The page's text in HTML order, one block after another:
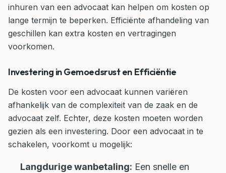
inhuren van een advocaat kan helpen om kosten op
lange termijn te beperken. Efficiënte afhandeling van
geschillen kan extra kosten en vertragingen
voorkomen.
Investering in Gemoedsrust en Efficiëntie
De kosten voor een advocaat kunnen variëren
afhankelijk van de complexiteit van de zaak en de
advocaat zelf. Echter, deze kosten moeten worden
gezien als een investering. Door een advocaat in te
schakelen, voorkomt u mogelijk:
Langdurige wanbetaling: Een snelle en